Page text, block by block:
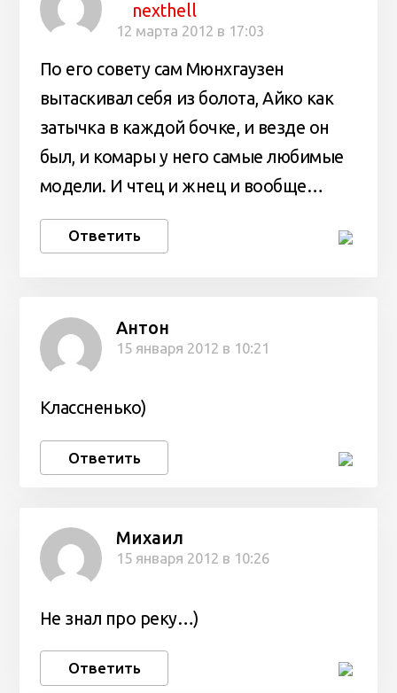
nexthell
12 марта 2012 в 17:03
По его совету сам Мюнхгаузен
вытаскивал себя из болота, Айко как
затычка в каждой бочке, и везде он
был, и комары у него самые любимые
модели. И чтец и жнец и вообще…
Ответить
Антон
15 января 2012 в 10:21
Классненько)
Ответить
Михаил
15 января 2012 в 10:26
Не знал про реку…)
Ответить